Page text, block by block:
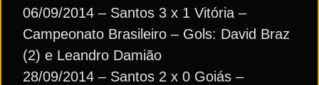
06/09/2014 – Santos 3 x 1 Vitória –
Campeonato Brasileiro – Gols: David Braz
(2) e Leandro Damião
28/09/2014 – Santos 2 x 0 Goiás –